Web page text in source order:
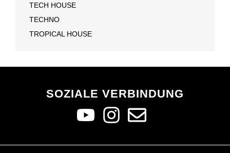
TECH HOUSE
TECHNO
TROPICAL HOUSE
SOZIALE VERBINDUNG